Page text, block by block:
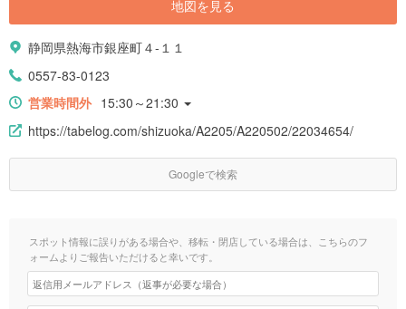
地図を見る
静岡県熱海市銀座町４-１１
0557-83-0123
営業時間外 15:30～21:30
https://tabelog.com/shizuoka/A2205/A220502/22034654/
Googleで検索
スポット情報に誤りがある場合や、移転・閉店している場合は、こちらのフ
ォームよりご報告いただけると幸いです。